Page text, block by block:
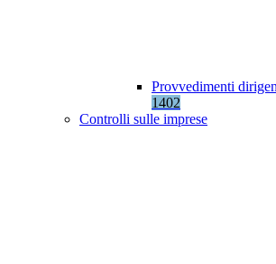
Provvedimenti
1402
Controlli sulle imprese